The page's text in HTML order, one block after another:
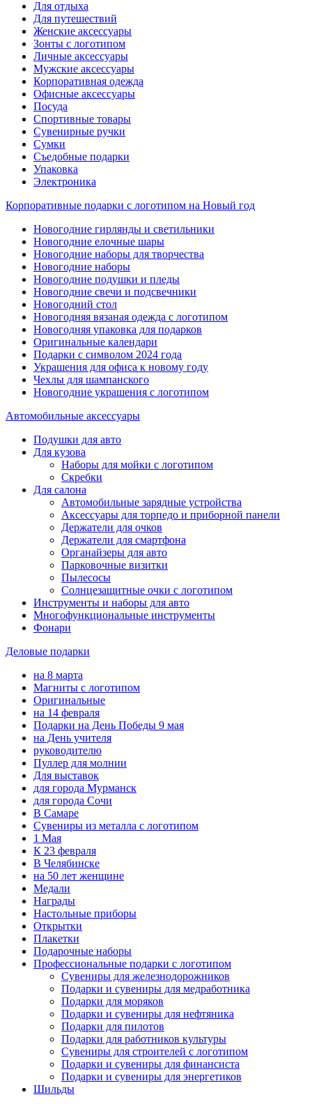
Для отдыха
Для путешествий
Женские аксессуары
Зонты с логотипом
Личные аксессуары
Мужские аксессуары
Корпоративная одежда
Офисные аксессуары
Посуда
Спортивные товары
Сувенирные ручки
Сумки
Съедобные подарки
Упаковка
Электроника
Корпоративные подарки с логотипом на Новый год
Новогодние гирлянды и светильники
Новогодние елочные шары
Новогодние наборы для творчества
Новогодние наборы
Новогодние подушки и пледы
Новогодние свечи и подсвечники
Новогодний стол
Новогодняя вязаная одежда с логотипом
Новогодняя упаковка для подарков
Оригинальные календари
Подарки с символом 2024 года
Украшения для офиса к новому году
Чехлы для шампанского
Новогодние украшения с логотипом
Автомобильные аксессуары
Подушки для авто
Для кузова
Наборы для мойки с логотипом
Скребки
Для салона
Автомобильные зарядные устройства
Аксессуары для торпедо и приборной панели
Держатели для очков
Держатели для смартфона
Органайзеры для авто
Парковочные визитки
Пылесосы
Солнцезащитные очки с логотипом
Инструменты и наборы для авто
Многофункциональные инструменты
Фонари
Деловые подарки
на 8 марта
Магниты с логотипом
Оригинальные
на 14 февраля
Подарки на День Победы 9 мая
на День учителя
руководителю
Пуллер для молнии
Для выставок
для города Мурманск
для города Сочи
В Самаре
Сувениры из металла с логотипом
1 Мая
К 23 февраля
В Челябинске
на 50 лет женщине
Медали
Награды
Настольные приборы
Открытки
Плакетки
Подарочные наборы
Профессиональные подарки с логотипом
Сувениры для железнодорожников
Подарки и сувениры для медработника
Подарки для моряков
Подарки и сувениры для нефтяника
Подарки для пилотов
Подарки для работников культуры
Сувениры для строителей с логотипом
Подарки и сувениры для финансиста
Подарки и сувениры для энергетиков
Шильды